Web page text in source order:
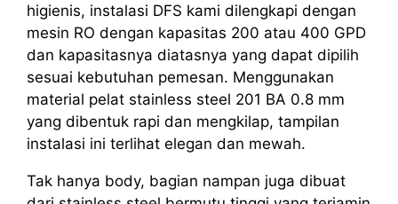
higienis, instalasi DFS kami dilengkapi dengan
mesin RO dengan kapasitas 200 atau 400 GPD
dan kapasitasnya diatasnya yang dapat dipilih
sesuai kebutuhan pemesan. Menggunakan
material pelat stainless steel 201 BA 0.8 mm
yang dibentuk rapi dan mengkilap, tampilan
instalasi ini terlihat elegan dan mewah.
Tak hanya body, bagian nampan juga dibuat